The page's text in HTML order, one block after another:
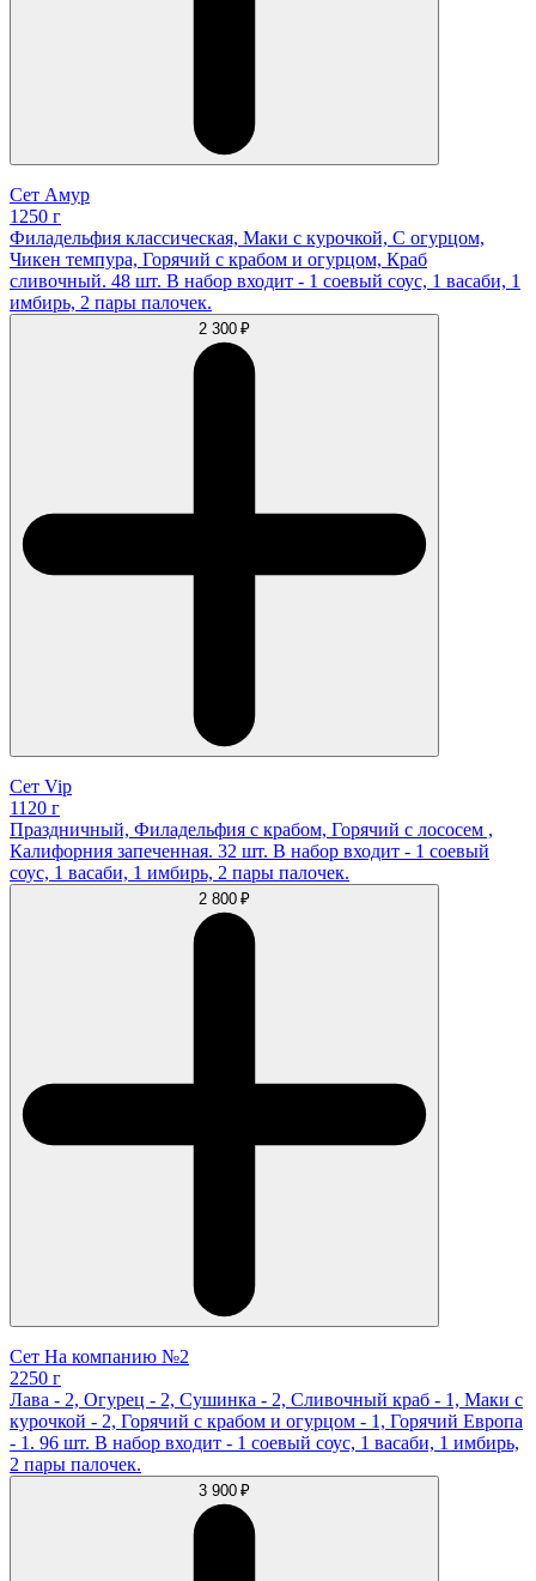
Сет Амур
1250 г
Филадельфия классическая, Маки с курочкой, С огурцом,
Чикен темпура, Горячий с крабом и огурцом, Краб
сливочный. 48 шт. В набор входит - 1 соевый соус, 1 васаби, 1
имбирь, 2 пары палочек.
2 300 ₽
Сет Vip
1120 г
Праздничный, Филадельфия с крабом, Горячий с лососем ,
Калифорния запеченная. 32 шт. В набор входит - 1 соевый
соус, 1 васаби, 1 имбирь, 2 пары палочек.
2 800 ₽
Сет На компанию №2
2250 г
Лава - 2, Огурец - 2, Сушинка - 2, Сливочный краб - 1, Маки с
курочкой - 2, Горячий с крабом и огурцом - 1, Горячий Европа
- 1. 96 шт. В набор входит - 1 соевый соус, 1 васаби, 1 имбирь,
2 пары палочек.
3 900 ₽